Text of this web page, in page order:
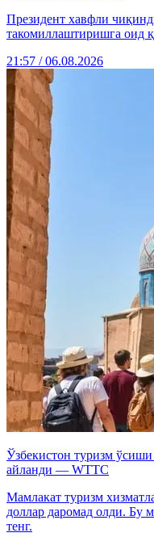
Президент хавфли
такомиллаштиришга оид
21:57 / 06.08.2026
Ўзбекистон туризм
айланди — WTTC
Мамлакат туризм
доллар даромад олди. Бу
тенг.